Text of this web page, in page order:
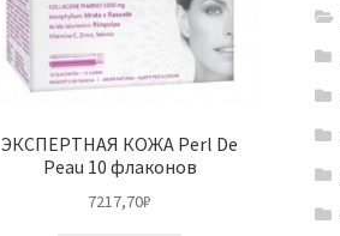
ЭКСПЕРТНАЯ КОЖА Perl De
Peau 10 флаконов
7217,70₽